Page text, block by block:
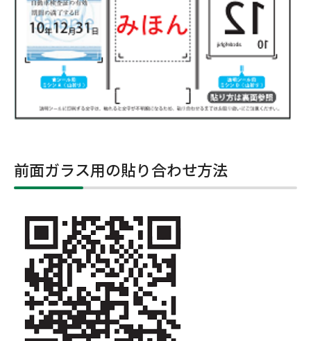
前面ガラス用の貼り合わせ方法